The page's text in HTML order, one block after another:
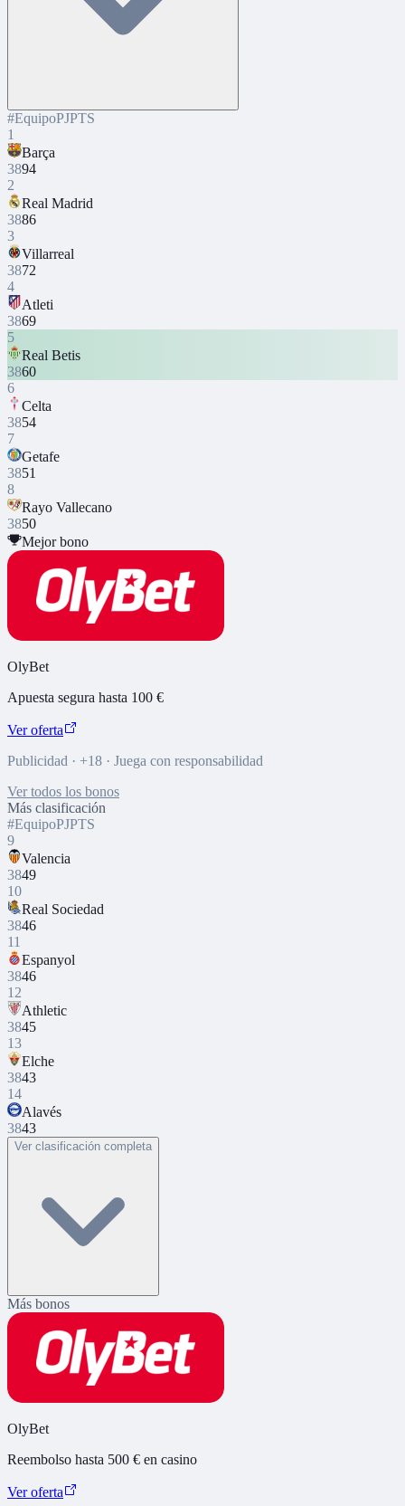
#EquipoPJPTS
1
Barça
3894
2
Real Madrid
3886
3
Villarreal
3872
4
Atleti
3869
5
Real Betis
3860
6
Celta
3854
7
Getafe
3851
8
Rayo Vallecano
3850
Mejor bono
OlyBet
Apuesta segura hasta 100 €
Ver oferta
Publicidad · +18 · Juega con responsabilidad
Ver todos los bonos
Más clasificación
#EquipoPJPTS
9
Valencia
3849
10
Real Sociedad
3846
11
Espanyol
3846
12
Athletic
3845
13
Elche
3843
14
Alavés
3843
Ver clasificación completa
Más bonos
OlyBet
Reembolso hasta 500 € en casino
Ver oferta